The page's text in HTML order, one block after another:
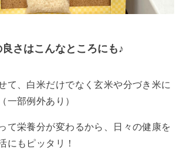
さはこんなところにも♪
て、白米だけでなく玄米や分づき米に
一部例外あり）
て栄養分が変わるから、日々の健康を
にもピッタリ！